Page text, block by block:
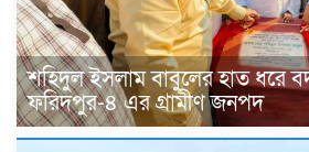
শহিদুল ইসলাম বাবুলের হাত ধরে
ফরিদপুর-৪ এর গ্রামীণ জনপদ